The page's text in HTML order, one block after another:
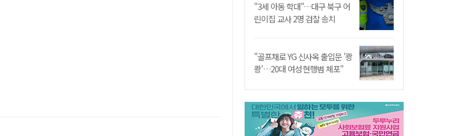
"3세 아동 학대"…대구 북구 어
린이집 교사 2명 검찰 송치
"골프채로 YG 신사옥 출입문 '쾅
쾅'…20대 여성 현행범 체포"